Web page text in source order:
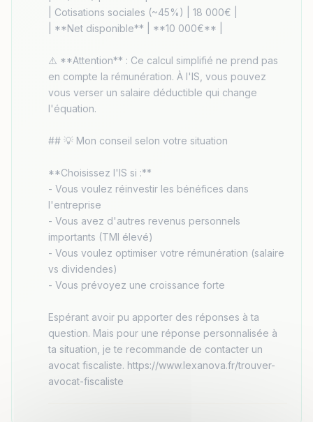
| Cotisations sociales (~45%) | 18 000€ |
| **Net disponible** | **10 000€** |
⚠️ **Attention** : Ce calcul simplifié ne prend pas
en compte la rémunération. À l'IS, vous pouvez
vous verser un salaire déductible qui change
l'équation.
## 💡 Mon conseil selon votre situation
**Choisissez l'IS si :**
- Vous voulez réinvestir les bénéfices dans
l'entreprise
- Vous avez d'autres revenus personnels
importants (TMI élevé)
- Vous voulez optimiser votre rémunération (salaire
vs dividendes)
- Vous prévoyez une croissance forte
Espérant avoir pu apporter des réponses à ta
question. Mais pour une réponse personnalisée à
ta situation, je te recommande de contacter un
avocat fiscaliste. https://www.lexanova.fr/trouver-
avocat-fiscaliste